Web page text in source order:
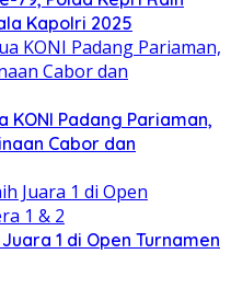
Kapolri 2025
KONI Padang Pariaman,
Cabor dan
1 di Open Turnamen